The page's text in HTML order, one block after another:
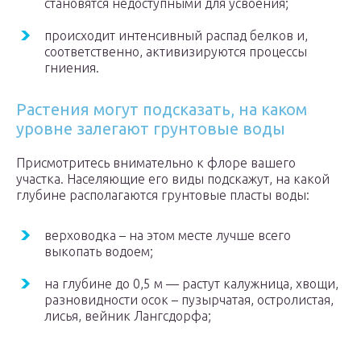
становятся недоступными для усвоения;
происходит интенсивный распад белков и,
соответственно, активизируются процессы
гниения.
Растения могут подсказать, на каком
уровне залегают грунтовые воды
Присмотритесь внимательно к флоре вашего
участка. Населяющие его виды подскажут, на какой
глубине располагаются грунтовые пласты воды:
верховодка – на этом месте лучше всего
выкопать водоем;
на глубине до 0,5 м — растут калужница, хвощи,
разновидности осок – пузырчатая, остролистая,
лисья, вейник Лангсдорфа;